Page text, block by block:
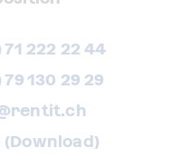
71 222 22 44
79 130 29 29